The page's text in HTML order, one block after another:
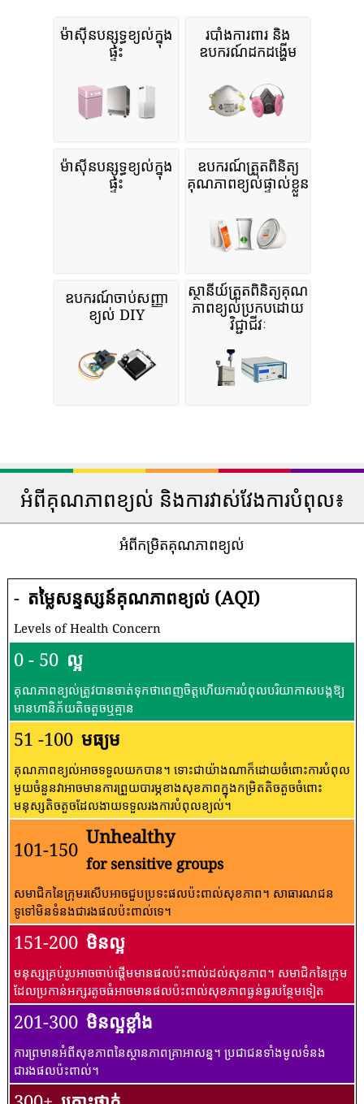
ម៉ាស៊ីនបន្សុទ្ធខ្យល់ក្នុង
ផ្ទះ
របាំងការពារ និង
ឧបករណ៍ដកដង្ហើម
ម៉ាស៊ីនបន្សុទ្ធខ្យល់ក្នុង
ផ្ទះ
ឧបករណ៍ត្រួតពិនិត្យ
គុណភាពខ្យល់ផ្ទាល់ខ្លួន
ឧបករណ៍ចាប់សញ្ញា
ខ្យល់ DIY
ស្ថានីយ៍ត្រួតពិនិត្យគុណ
ភាពខ្យល់ប្រកបដោយ
វិជ្ជាជីវៈ
អំពីគុណភាពខ្យល់ និងការវាស់វែងការបំពុល៖
អំពីកម្រិតគុណភាពខ្យល់
- តម្លៃសន្ទស្សន៍គុណភាពខ្យល់ (AQI)
Levels of Health Concern
0 - 50 ល្អ
គុណភាពខ្យល់ត្រូវបានចាត់ទុកថាពេញចិត្តហើយការបំពុលបរិយាកាសបង្កឱ្យ
មានហានិភ័យតិចតួចឬគ្មាន
51 -100 មធ្យម
គុណភាពខ្យល់អាចទទួលយកបាន។ ទោះជាយ៉ាងណាក៏ដោយចំពោះការបំពុល
មួយចំនួនវាអាចមានការព្រួយបារម្ភខាងសុខភាពក្នុងកម្រិតតិចតួចចំពោះ
មនុស្សតិចតួចដែលងាយទទួលរងការបំពុលខ្យល់។
101-150
Unhealthy
for sensitive groups
សមាជិកនៃក្រុមរសើបអាចជួបប្រទះផលប៉ះពាល់សុខភាព។ សាធារណជន​
ទូទៅ​មិន​ទំនង​ជា​រង​ផល​ប៉ះពាល់​ទេ។
151-200 មិនល្អ
មនុស្សគ្រប់រូបអាចចាប់ផ្តើមមានផលប៉ះពាល់ដល់សុខភាព។ សមាជិកនៃក្រុម
ដែលប្រកាន់អក្សរតូចធំអាចមានផលប៉ះពាល់សុខភាពធ្ងន់ធ្ងរបន្ថែមទៀត
201-300 មិនល្អខ្លាំង
ការព្រមានអំពីសុខភាពនៃស្ថានភាពគ្រាអាសន្ន។ ប្រជាជនទាំងមូលទំនង
ជារងផលប៉ះពាល់។